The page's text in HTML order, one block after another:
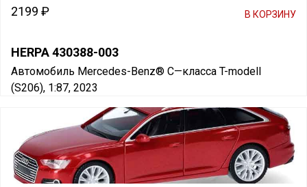
HERPA 430388-003
Автомобиль Mercedes-Benz® С—класса T-modell
(S206), 1:87, 2023
2199 ₽ В КОРЗИНУ